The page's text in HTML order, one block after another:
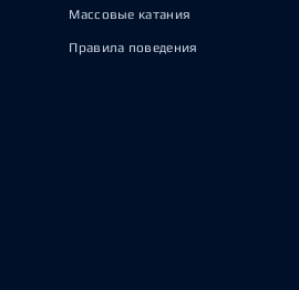
Массовые катания
Правила поведения